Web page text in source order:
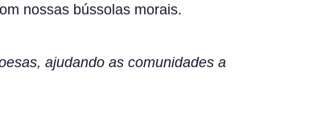
nossas bússolas morais.
ajudando as comunidades a